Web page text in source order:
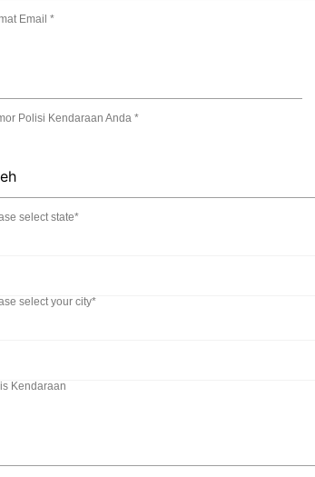
Email *
Polisi Kendaraan Anda *
select state*
select your city*
Kendaraan